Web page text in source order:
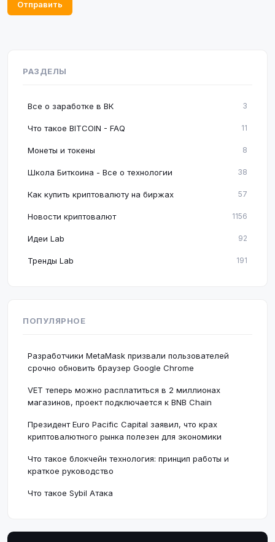
Отправить
РАЗДЕЛЫ
Все о заработке в ВК 3
Что такое BITCOIN - FAQ 11
Монеты и токены 8
Школа Биткоина - Все о технологии 38
Как купить криптовалюту на биржах 57
Новости криптовалют 1156
Идеи Lab 92
Тренды Lab 191
ПОПУЛЯРНОЕ
Разработчики MetaMask призвали пользователей
срочно обновить браузер Google Chrome
VET теперь можно расплатиться в 2 миллионах
магазинов, проект подключается к BNB Chain
Президент Euro Pacific Capital заявил, что крах
криптовалютного рынка полезен для экономики
Что такое блокчейн технология: принцип работы и
краткое руководство
Что такое Sybil Атака